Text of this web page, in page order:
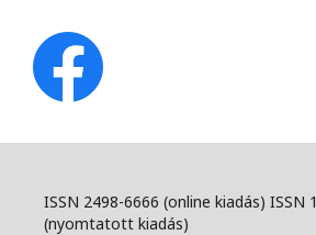
ISSN 2498-6666 (online kiadás) ISSN
(nyomtatott kiadás)